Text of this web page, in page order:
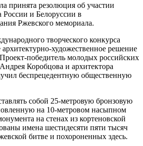
принята резолюция об участии
России и Белоруссии в
Ржевского мемориала.
творческого конкурса
художественное решение
победитель молодых российских
Коробцова и архитектора
беспрецедентную общественную
собой 25-метровую бронзовую
на 10-метровом насыпном
на стенах из кортеновской
имена шестидесяти пяти тысяч
битве и похороненных здесь.